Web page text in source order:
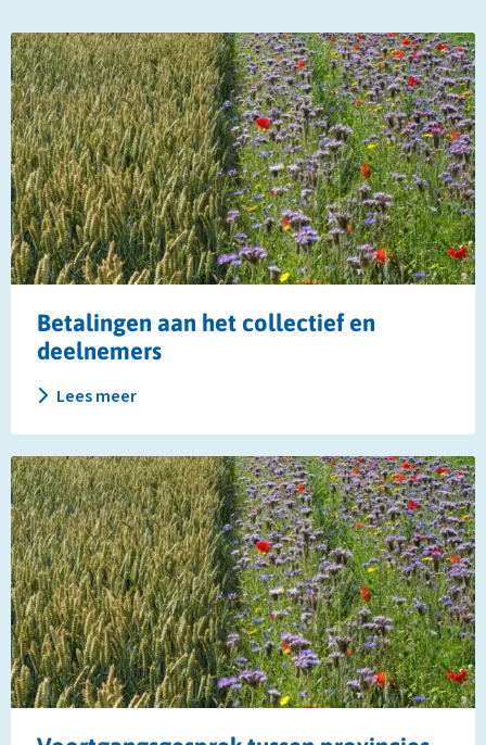
Betalingen aan het collectief en
deelnemers
Lees meer
Lees
meer
over
Betalingen
aan
het
collectief
en
deelnemers
Lees
meer
over
Voortgangsgesprek
tussen
provincies
en
collectieven